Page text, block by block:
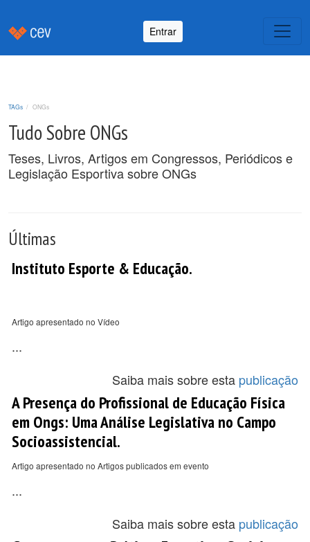
Entrar
TAGs ONGs
Tudo Sobre ONGs
Teses, Livros, Artigos em Congressos, Periódicos e
Legislação Esportiva sobre ONGs
Últimas
Instituto Esporte & Educação.
Artigo apresentado no Vídeo
...
Saiba mais sobre esta publicação
A Presença do Profissional de Educação Física
em Ongs: Uma Análise Legislativa no Campo
Socioassistencial.
Artigo apresentado no Artigos publicados em evento
...
Saiba mais sobre esta publicação